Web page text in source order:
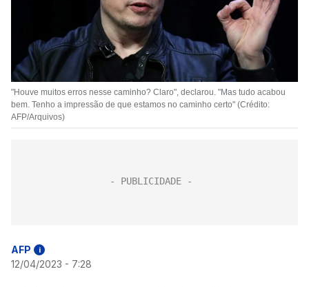
"Houve muitos erros nesse caminho? Claro", declarou. "Mas tudo acabou
bem. Tenho a impressão de que estamos no caminho certo" (Crédito:
AFP/Arquivos)
AFP i
12/04/2023 - 7:28